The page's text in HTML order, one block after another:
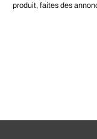
produit, faites des